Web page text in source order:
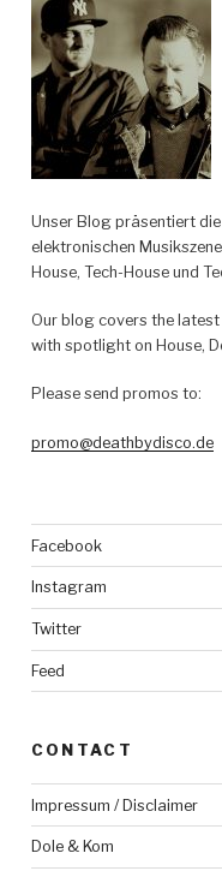
Unser Blog präsentiert
elektronischen
House, Tech-House und
Our blog covers the
with spotlight on House,
Please send promos to:
promo@deathbydisco.de
Facebook
Instagram
Twitter
Feed
CONTACT
Impressum / Disclaimer
Dole & Kom